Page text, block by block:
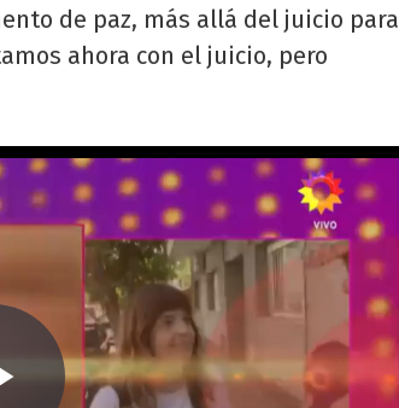
de paz, más allá del juicio para
ahora con el juicio, pero